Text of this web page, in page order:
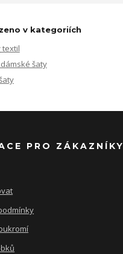
v kategoriích
textil
šaty
PRO ZÁKAZNÍKY